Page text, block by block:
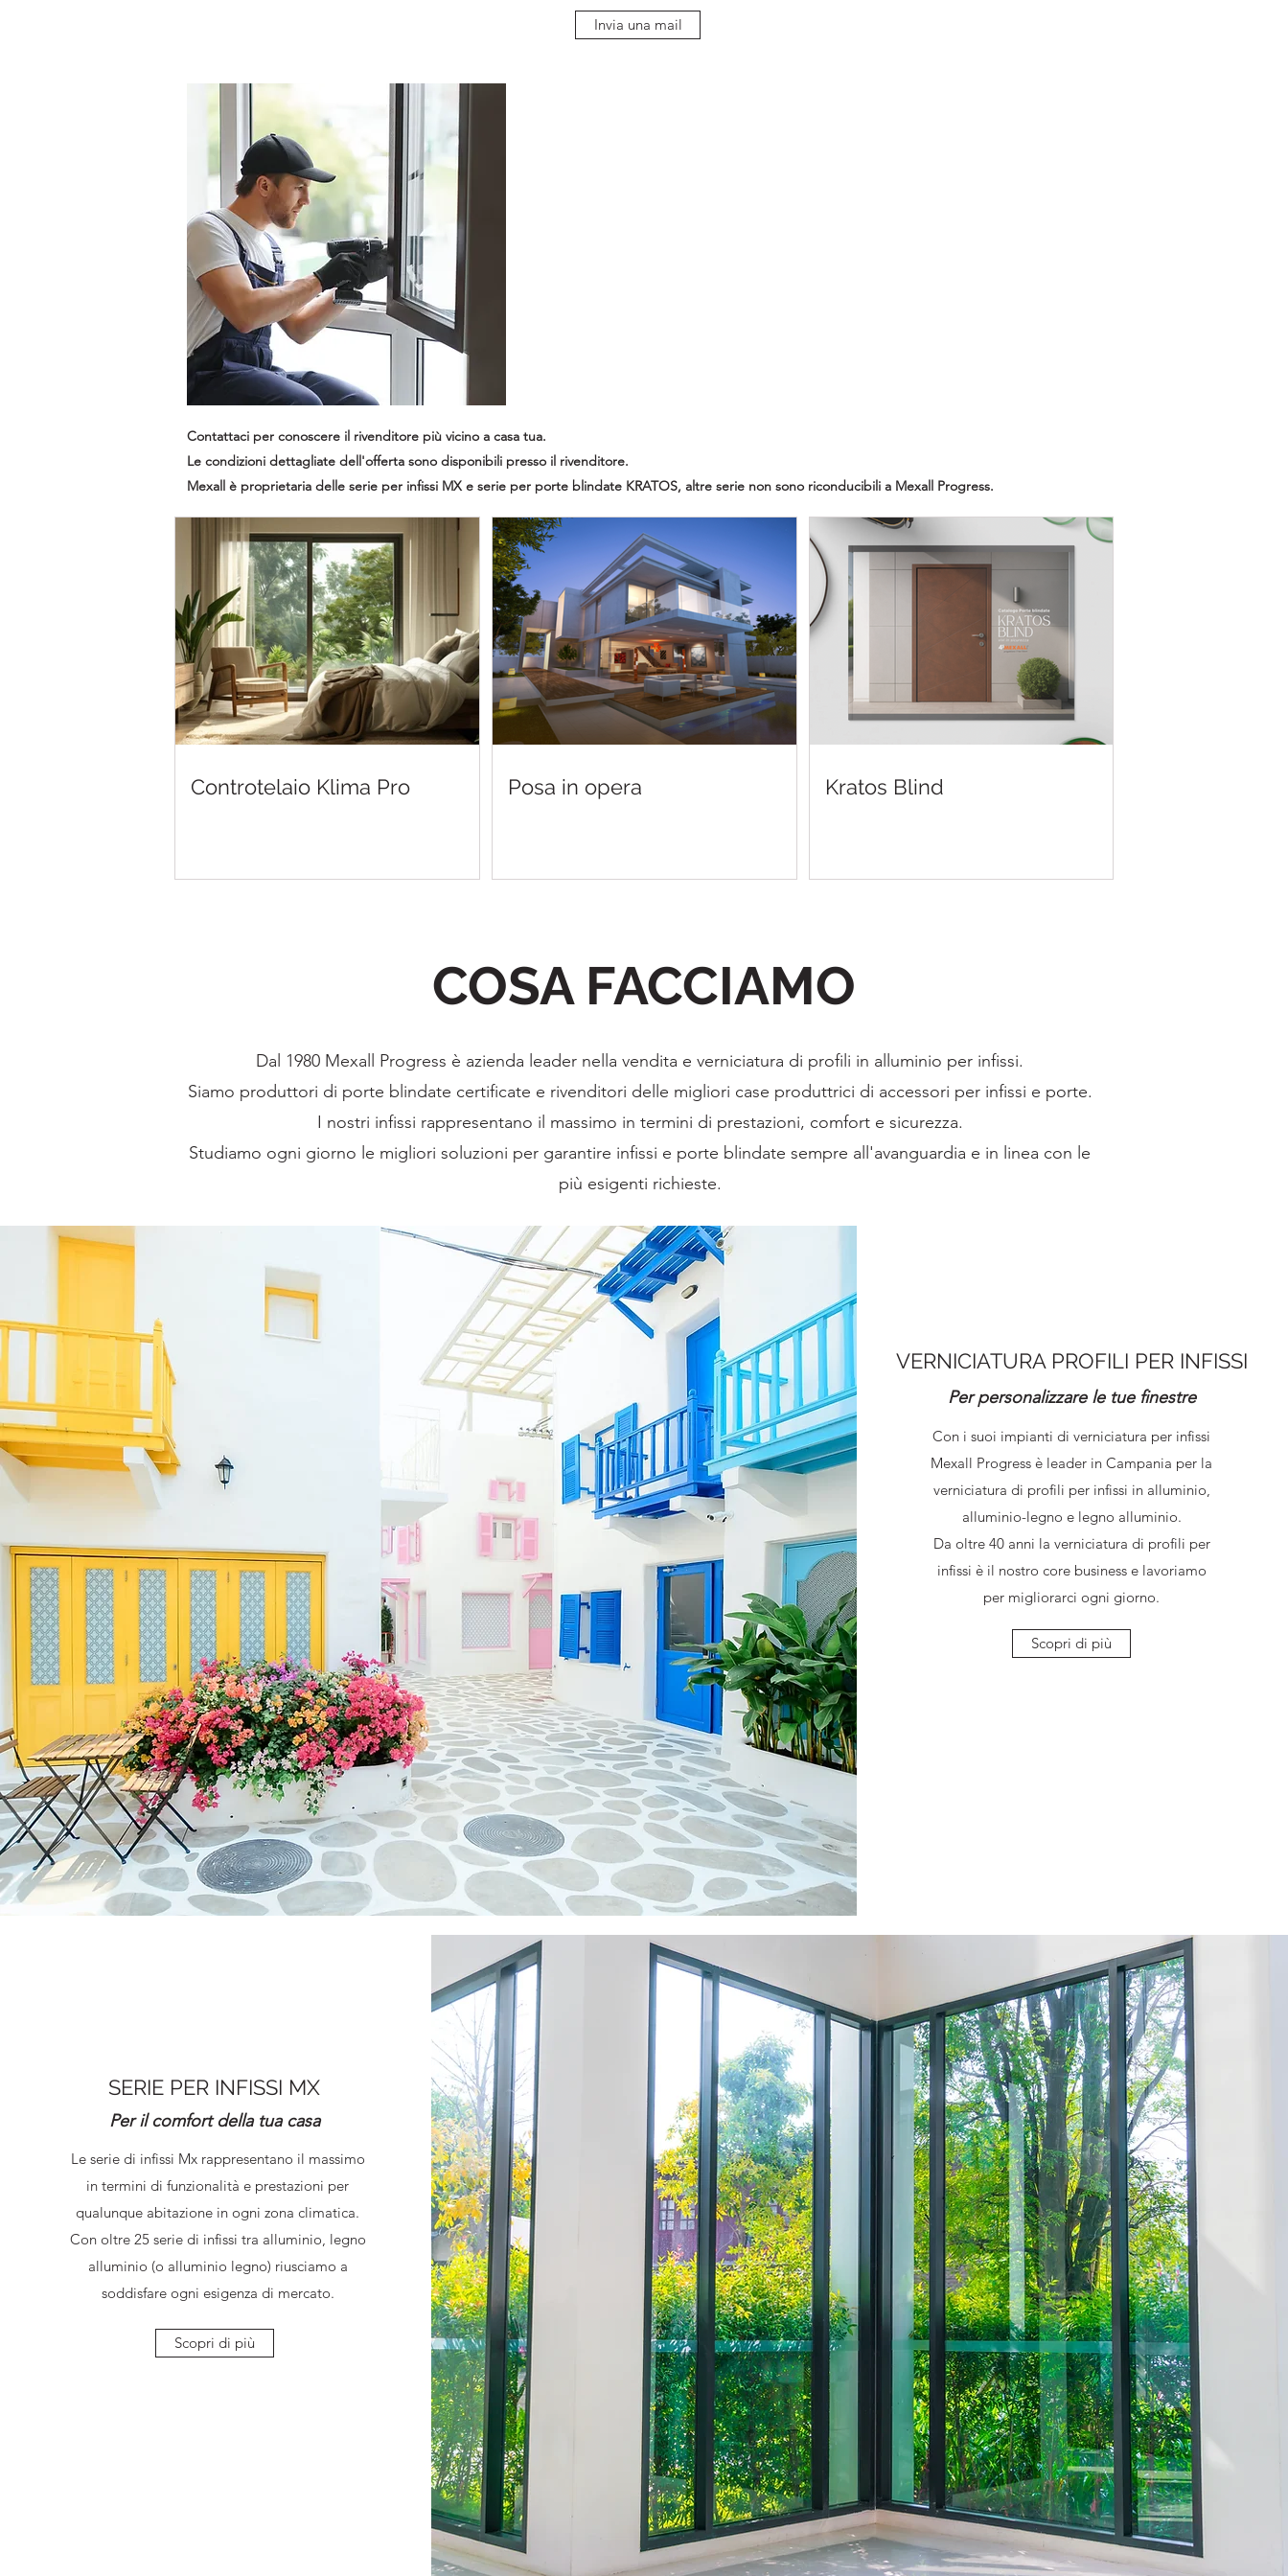
Invia una mail
Contattaci per conoscere il rivenditore più vicino a casa tua.
Le condizioni dettagliate dell'offerta sono disponibili presso il rivenditore.
Mexall è proprietaria delle serie per infissi MX e serie per porte blindate KRATOS, altre serie non sono riconducibili a Mexall Progress.
Controtelaio Klima Pro Posa in opera Kratos Blind
COSA FACCIAMO
Dal 1980 Mexall Progress è azienda leader nella vendita e verniciatura di profili in alluminio per infissi.
Siamo produttori di porte blindate certificate e rivenditori delle migliori case produttrici di accessori per infissi e porte.
I nostri infissi rappresentano il massimo in termini di prestazioni, comfort e sicurezza.
Studiamo ogni giorno le migliori soluzioni per garantire infissi e porte blindate sempre all'avanguardia e in linea con le
più esigenti richieste.
VERNICIATURA PROFILI PER INFISSI
Per personalizzare le tue finestre
Con i suoi impianti di verniciatura per infissi
Mexall Progress è leader in Campania per la
verniciatura di profili per infissi in alluminio,
alluminio-legno e legno alluminio.
Da oltre 40 anni la verniciatura di profili per
infissi è il nostro core business e lavoriamo
per migliorarci ogni giorno.
Scopri di più
SERIE PER INFISSI MX
Per il comfort della tua casa
Le serie di infissi Mx rappresentano il massimo
in termini di funzionalità e prestazioni per
qualunque abitazione in ogni zona climatica.
Con oltre 25 serie di infissi tra alluminio, legno
alluminio (o alluminio legno) riusciamo a
soddisfare ogni esigenza di mercato.
Scopri di più